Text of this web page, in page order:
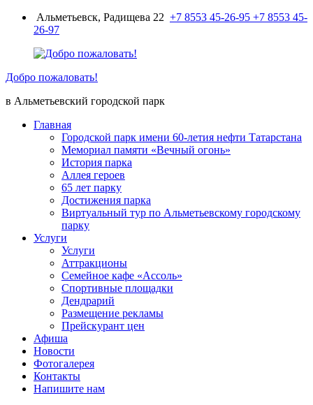
ПерейтиАльметьевск, Радищева 22 +7 8553 45-26-95 +7 8553 45-
26-97
Добро пожаловать!
в Альметьевский городской парк
Главная
Городской парк имени 60-летия нефти Татарстана
Мемориал памяти «Вечный огонь»
История парка
Аллея героев
65 лет парку
Достижения парка
Виртуальный тур по Альметьевскому городскому
парку
Услуги
Услуги
Аттракционы
Семейное кафе «Ассоль»
Спортивные площадки
Дендрарий
Размещение рекламы
Прейскурант цен
Афиша
Новости
Фотогалерея
Контакты
Напишите нам